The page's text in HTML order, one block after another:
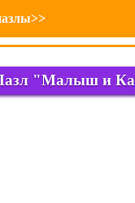
"Малыш и